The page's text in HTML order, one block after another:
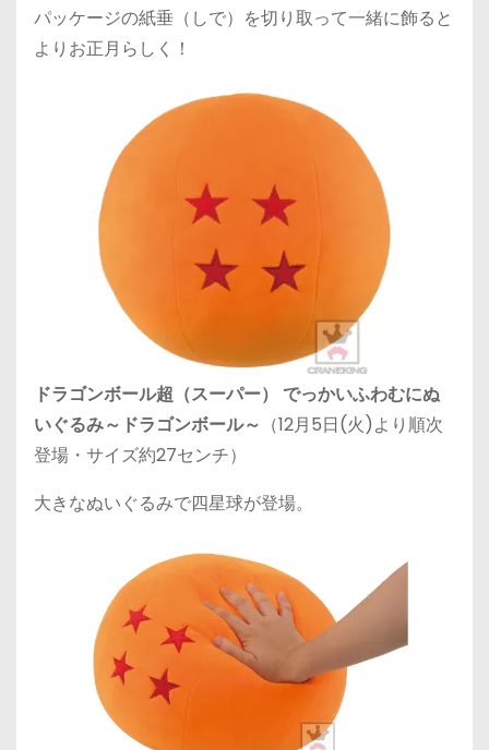
パッケージの紙垂（しで）を切り取って一緒に飾ると
よりお正月らしく！
ドラゴンボール超（スーパー） でっかいふわむにぬ
いぐるみ～ドラゴンボール～ （12月5日(火)より順次
登場・サイズ約27センチ）
大きなぬいぐるみで四星球が登場。